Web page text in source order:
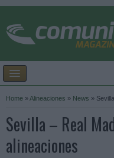
Home »Alineaciones » News »
Sevilla – Real
alineaciones